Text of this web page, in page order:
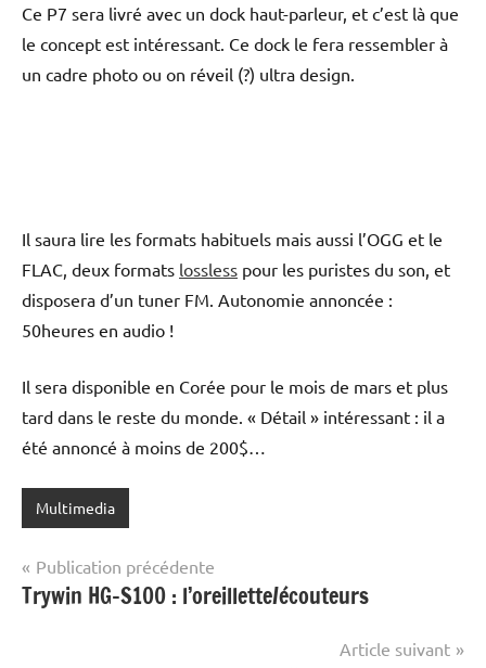
Ce P7 sera livré avec un dock haut-parleur, et c’est là que
le concept est intéressant. Ce dock le fera ressembler à
un cadre photo ou on réveil (?) ultra design.
Il saura lire les formats habituels mais aussi l’OGG et le
FLAC, deux formats lossless pour les puristes du son, et
disposera d’un tuner FM. Autonomie annoncée :
50heures en audio !
Il sera disponible en Corée pour le mois de mars et plus
tard dans le reste du monde. « Détail » intéressant : il a
été annoncé à moins de 200$…
Multimedia
Navigation
de
Publication précédente
Trywin HG-S100 : l’oreillette/écouteurs
Article suivant